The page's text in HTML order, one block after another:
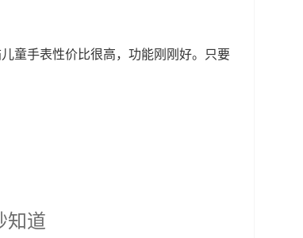
童手表性价比很高，功能刚刚好。只要
知道